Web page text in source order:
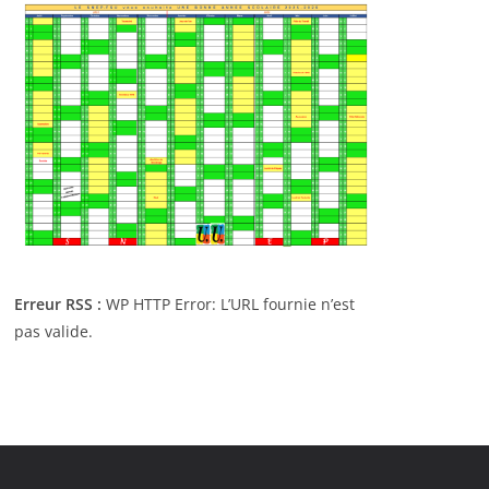
Erreur RSS : WP HTTP Error: L’URL fournie n’est
pas valide.